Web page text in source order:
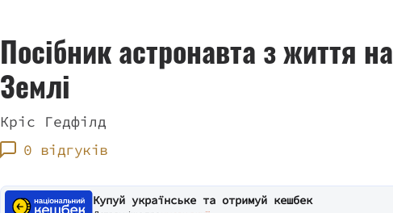
Посібник астронавта з життя на
Землі
Кріс Гедфілд
0 відгуків
Купуй українське та отримуй кешбек